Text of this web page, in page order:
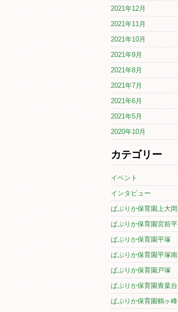
2021年12月
2021年11月
2021年10月
2021年9月
2021年8月
2021年7月
2021年6月
2021年5月
2020年10月
カテゴリー
イベント
インタビュー
ぱぷりか保育園上大岡
ぱぷりか保育園宮前平
ぱぷりか保育園平塚
ぱぷりか保育園平塚南
ぱぷりか保育園戸塚
ぱぷりか保育園青葉台
ぱぷりか保育園鶴ヶ峰